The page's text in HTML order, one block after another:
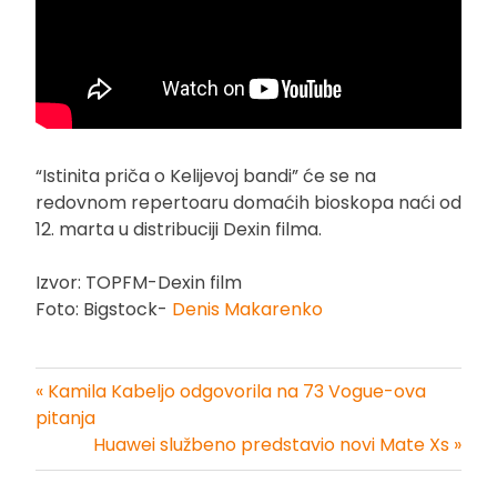
“Istinita priča o Kelijevoj bandi” će se na
redovnom repertoaru domaćih bioskopa naći od
12. marta u distribuciji Dexin filma.
Izvor: TOPFM-Dexin film
Foto: Bigstock- Denis Makarenko
Kretanje
članka
« Kamila Kabeljo odgovorila na 73 Vogue-ova
pitanja
Huawei službeno predstavio novi Mate Xs »